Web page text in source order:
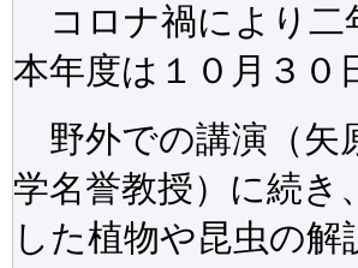
コロナ禍により二
本年度は１０月３０
野外での講演（矢
学名誉教授）に続き
した植物や昆虫の